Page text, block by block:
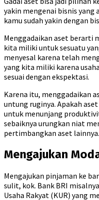
yakin mengenai bisnis yang
kamu sudah yakin dengan
Menggadaikan aset berarti
kita miliki untuk sesuatu
menyesal karena telah
yang kita miliki karena
sesuai dengan ekspektasi.
Karena itu, menggadaikan
untung ruginya. Apakah
untuk menunjang
sebaiknya urungkan niat
pertimbangkan aset lainnya.
Mengajukan
Mengajukan pinjaman ke
sulit, kok. Bank BRI
Usaha Rakyat (KUR) yang